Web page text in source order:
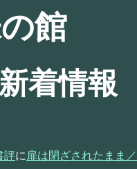
館
着情報
評に 扉は閉ざされたまま